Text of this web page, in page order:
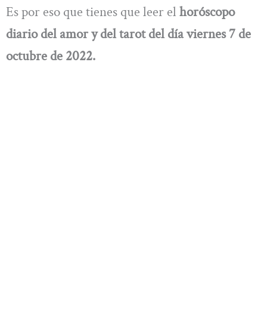
Es por eso que tienes que leer el horóscopo
diario del amor y del tarot del día viernes 7 de
octubre de 2022.